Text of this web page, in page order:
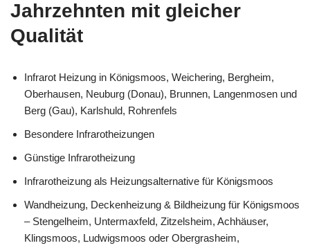
Jahrzehnten mit gleicher
Qualität
Infrarot Heizung in Königsmoos, Weichering, Bergheim,
Oberhausen, Neuburg (Donau), Brunnen, Langenmosen und
Berg (Gau), Karlshuld, Rohrenfels
Besondere Infrarotheizungen
Günstige Infrarotheizung
Infrarotheizung als Heizungsalternative für Königsmoos
Wandheizung, Deckenheizung & Bildheizung für Königsmoos
– Stengelheim, Untermaxfeld, Zitzelsheim, Achhäuser,
Klingsmoos, Ludwigsmoos oder Obergrasheim,